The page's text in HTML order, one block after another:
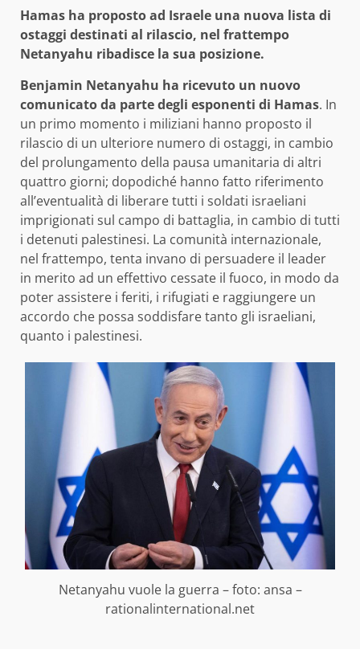
Hamas ha proposto ad Israele una nuova lista di
ostaggi destinati al rilascio, nel frattempo
Netanyahu ribadisce la sua posizione.
Benjamin Netanyahu ha ricevuto un nuovo
comunicato da parte degli esponenti di Hamas. In
un primo momento i miliziani hanno proposto il
rilascio di un ulteriore numero di ostaggi, in cambio
del prolungamento della pausa umanitaria di altri
quattro giorni; dopodiché hanno fatto riferimento
all’eventualità di liberare tutti i soldati israeliani
imprigionati sul campo di battaglia, in cambio di tutti
i detenuti palestinesi. La comunità internazionale,
nel frattempo, tenta invano di persuadere il leader
in merito ad un effettivo cessate il fuoco, in modo da
poter assistere i feriti, i rifugiati e raggiungere un
accordo che possa soddisfare tanto gli israeliani,
quanto i palestinesi.
Netanyahu vuole la guerra – foto: ansa –
rationalinternational.net